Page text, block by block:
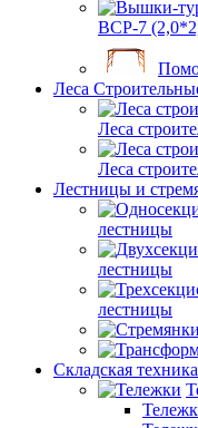
ВСР-7
Леса
Леса
Леса
Лестницы и
лестницы
лестницы
лестницы
Складская техника